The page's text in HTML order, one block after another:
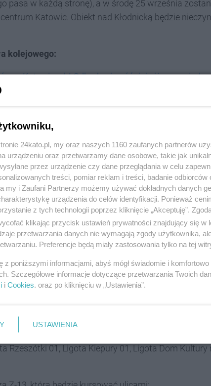
pasa w każdą stronę), a w środę 25 września
Katowic. Obiekt nad Kłodnicką będzie
kolejowego:
w Katowicach! Odbędą się później niż
nad S86 w Katowicach. Objazdy i zmiany w
W imię czego mamy to znosić? No dobra, oto
Zarząd Transportu Metropolitalnego
trasą: Bykowina Grzegorzka – Ligota Dworzec
Dworzec PKP, Piotrowice Fabryka Maszyn i
a linia 913 na przystanku Ligota LIBERO;
rejon ulicy Kłodnickiej i ulicy Kolejowej;
Rzeszótki 01, Ligota Kiepury 01, Ligota Dom Kultury
24kato.pl, my oraz naszych 1160 zaufanych partnerów
urządzeniu oraz przetwarzamy dane osobowe, takie jak
przez urządzenie czy dane przeglądania w celu
treści, pomiar reklam i treści, badanie odbiorców
my i Zaufani Partnerzy możemy używać dokładnych danych
urządzenia do celów identyfikacji. Ponieważ
z tych technologii poprzez kliknięcie „Akceptuję”.
klikając przycisk ustawień prywatności znajdujący się w
przetwarzania danych nie wymagają zgody użytkownika,
Preferencje będą miały zastosowania tylko na tej
z poniższymi informacjami, abyś mógł świadomie i
Szczegółowe informacje dotyczące przetwarzania Twoich
i Cookies. oraz po kliknięciu w „Ustawienia”.
USTAWIENIA